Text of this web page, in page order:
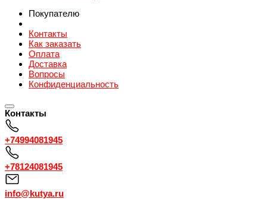
Покупателю
Контакты
Как заказать
Оплата
Доставка
Вопросы
Конфиденциальность
Контакты
+74994081945
+78124081945
info@kutya.ru